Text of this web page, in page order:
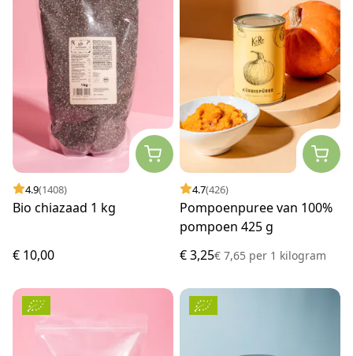
4.9(1408)
Bio chiazaad 1 kg
€ 10,00
4.7(426)
Pompoenpuree van 100%
pompoen 425 g
€ 3,25€ 7,65 per 1 kilogram